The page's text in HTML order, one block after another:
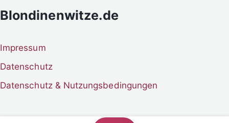
Blondinenwitze.de
Impressum
Datenschutz
Datenschutz & Nutzungsbedingungen